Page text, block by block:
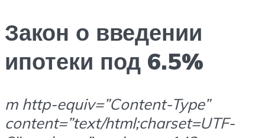
Закон о введении
ипотеки под 6.5%
m http-equiv=”Content-Type”
content=”text/html;charset=UTF-